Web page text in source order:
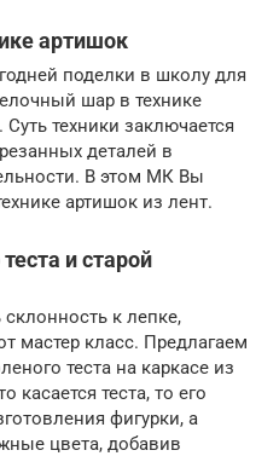
артишок
поделки в школу для
шар в технике
техники заключается
деталей в
В этом МК Вы
артишок из лент.
и старой
к лепке,
мастер класс. Предлагаем
теста на каркасе из
касается теста, то его
фигурки, а
цвета, добавив